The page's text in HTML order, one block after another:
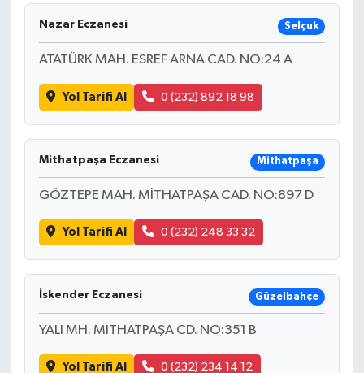
Nazar Eczanesi Selçuk
ATATÜRK MAH. ESREF ARNA CAD. NO:24 A
Yol Tarifi Al 0 (232) 892 18 98
Mithatpaşa Eczanesi Mithatpaşa
GÖZTEPE MAH. MİTHATPAŞA CAD. NO:897 D
Yol Tarifi Al 0 (232) 248 33 32
İskender Eczanesi Güzelbahçe
YALI MH. MİTHATPAŞA CD. NO:351 B
Yol Tarifi Al 0 (232) 234 14 12